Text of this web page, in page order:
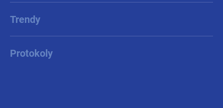
Trendy
Protokoly